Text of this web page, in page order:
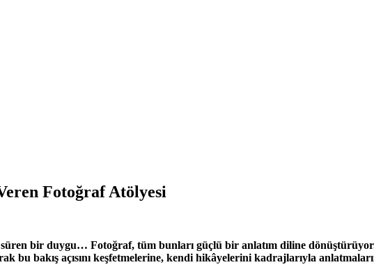
Fotoğraf Atölyesi
süren bir duygu… Fotoğraf, tüm bunları güçlü bir anlatım diline
bu bakış açısını keşfetmelerine, kendi hikâyelerini kadrajlarıyla